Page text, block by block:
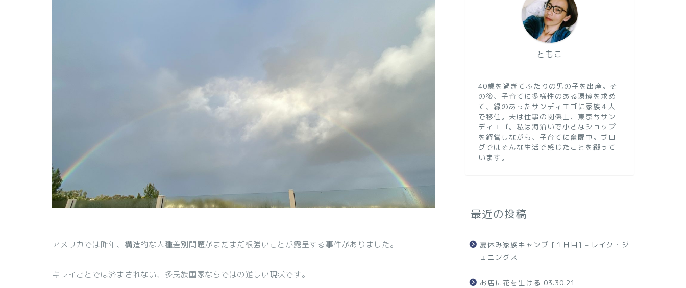
アメリカでは昨年、構造的な人種差別問題がまだまだ根強いことが露呈する事件がありました。
キレイごとでは済まされない、多民族国家ならではの難しい現状です。
ともこ
40歳を過ぎてふたりの男の子を出産。そ
の後、子育てに多様性のある環境を求め
て、縁のあったサンディエゴに家族４人
で移住。夫は仕事の関係上、東京⇆サン
ディエゴ。私は海沿いで小さなショップ
を経営しながら、子育てに奮闘中。ブロ
グではそんな生活で感じたことを綴って
います。
最近の投稿
夏休み家族キャンプ [１日目] – レイク・ジ
ェニングス
お店に花を生ける 03.30.21